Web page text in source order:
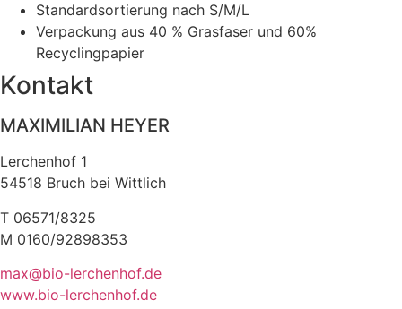
Standardsortierung nach S/M/L
Verpackung aus 40 % Grasfaser und 60%
Recyclingpapier
Kontakt
MAXIMILIAN HEYER
Lerchenhof 1
54518 Bruch bei Wittlich
T 06571/8325
M 0160/92898353
max@bio-lerchenhof.de
www.bio-lerchenhof.de